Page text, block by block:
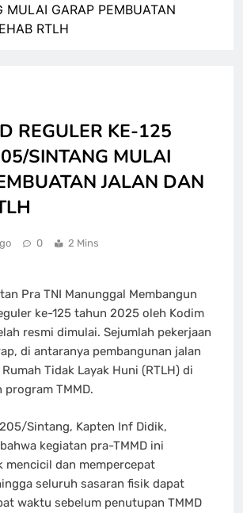
MULAI GARAP PEMBUATAN
RTLH
REGULER KE-125
SINTANG MULAI
JALAN DAN
0 2 Mins
Pra TNI Manunggal Membangun
ke-125 tahun 2025 oleh Kodim
resmi dimulai. Sejumlah pekerjaan
di antaranya pembangunan jalan
Tidak Layak Huni (RTLH) di
TMMD.
Sintang, Kapten Inf Didik,
kegiatan pra-TMMD ini
mencicil dan mempercepat
seluruh sasaran fisik dapat
waktu sebelum penutupan TMMD